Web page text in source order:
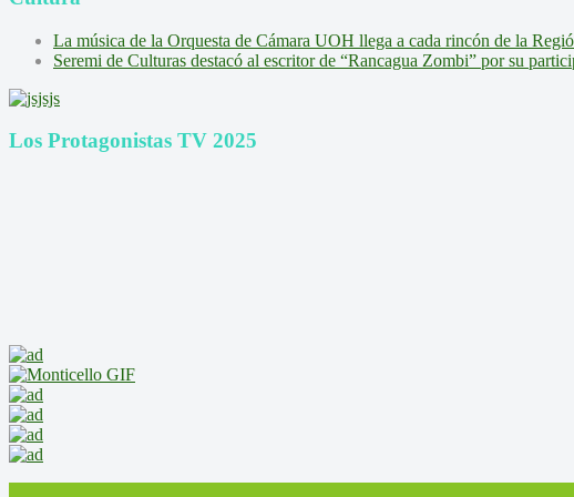
La música de la Orquesta de Cámara UOH llega a cada rincón de la
Seremi de Culturas destacó al escritor de “Rancagua Zombi” por su
Los Protagonistas TV 2025